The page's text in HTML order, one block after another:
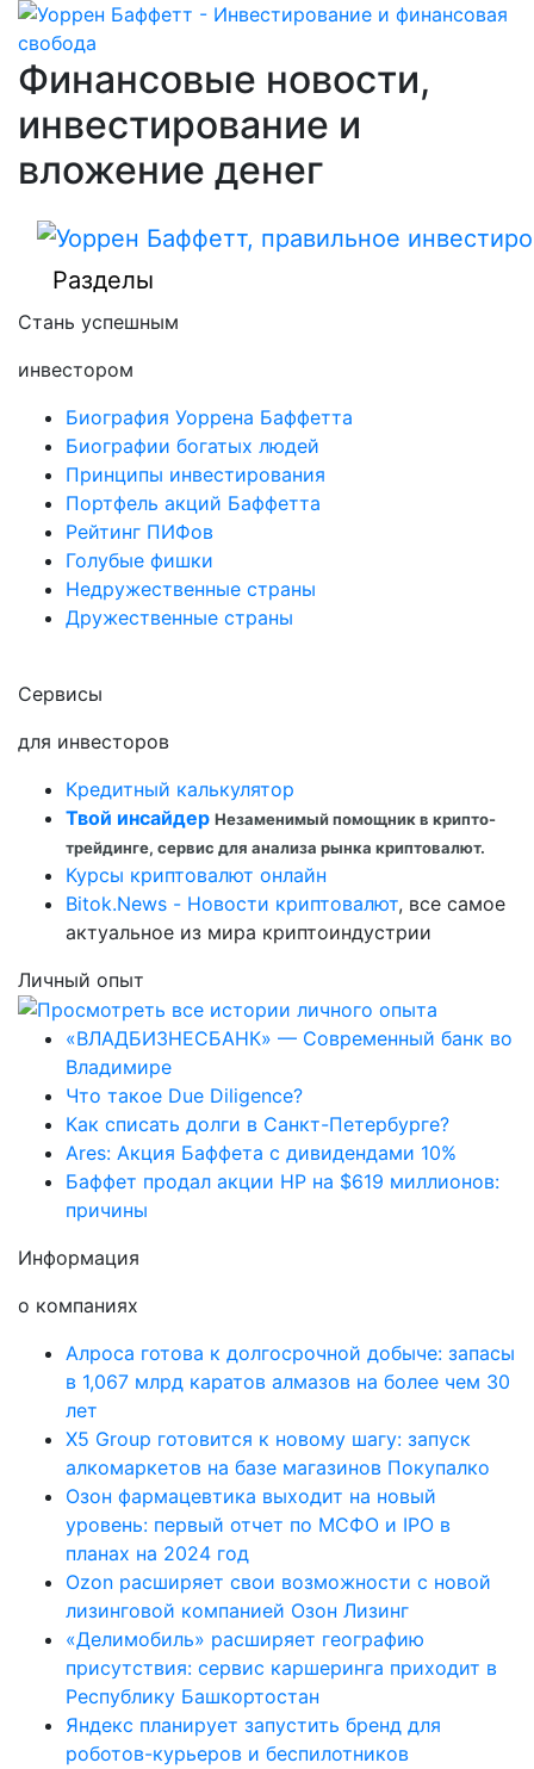
Финансовые новости,
инвестирование и
вложение денег
Разделы
Стань успешным
инвестором
Биография Уоррена Баффетта
Биографии богатых людей
Принципы инвестирования
Портфель акций Баффетта
Рейтинг ПИФов
Голубые фишки
Недружественные страны
Дружественные страны
Сервисы
для инвесторов
Кредитный калькулятор
Твой инсайдер Незаменимый помощник в крипто-
трейдинге, сервис для анализа рынка криптовалют.
Курсы криптовалют онлайн
Bitok.News - Новости криптовалют, все самое
актуальное из мира криптоиндустрии
Личный опыт
«ВЛАДБИЗНЕСБАНК» — Современный банк во
Владимире
Что такое Due Diligence?
Как списать долги в Санкт-Петербурге?
Ares: Акция Баффета с дивидендами 10%
Баффет продал акции HP на $619 миллионов:
причины
Информация
о компаниях
Алроса готова к долгосрочной добыче: запасы
в 1,067 млрд каратов алмазов на более чем 30
лет
X5 Group готовится к новому шагу: запуск
алкомаркетов на базе магазинов Покупалко
Озон фармацевтика выходит на новый
уровень: первый отчет по МСФО и IPO в
планах на 2024 год
Ozon расширяет свои возможности с новой
лизинговой компанией Озон Лизинг
«Делимобиль» расширяет географию
присутствия: сервис каршеринга приходит в
Республику Башкортостан
Яндекс планирует запустить бренд для
роботов-курьеров и беспилотников